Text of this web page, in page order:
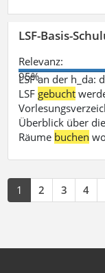
LSF-Basis-
Relevanz:
95%
LSF an der h_da:
LSF gebucht
Überblick über
Räume buchen
1 2 3 4